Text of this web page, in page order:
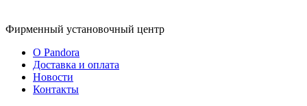
Фирменный установочный центр
O Pandora
Доставка и оплата
Новости
Контакты